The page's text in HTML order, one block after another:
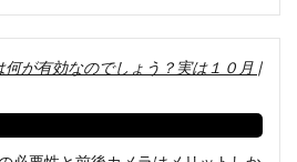
が有効なのでしょう？実は１０月 |